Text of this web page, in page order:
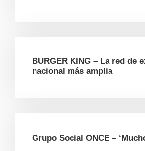
BURGER KING – La red de
nacional más amplia
Grupo Social ONCE –